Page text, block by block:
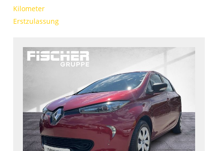
Kilometer
Erstzulassung